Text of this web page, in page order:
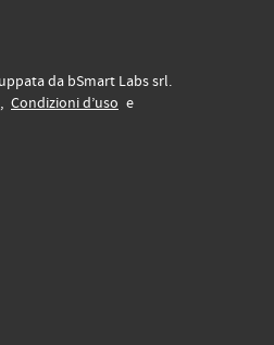
da bSmart Labs srl.
scheda)
apre in un’altra scheda)
, Condizioni d’uso (si apre in un’altra
e